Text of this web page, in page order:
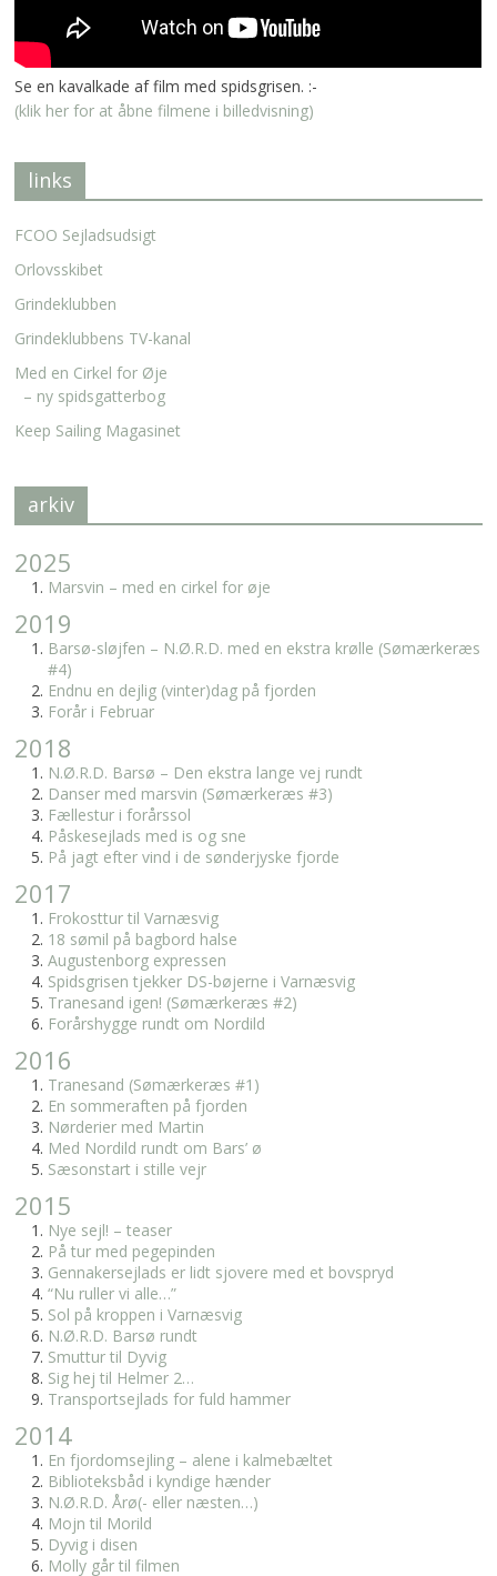
Se en kavalkade af film med spidsgrisen. :-
(klik her for at åbne filmene i billedvisning)
links
FCOO Sejladsudsigt
Orlovsskibet
Grindeklubben
Grindeklubbens TV-kanal
Med en Cirkel for Øje
– ny spidsgatterbog
Keep Sailing Magasinet
arkiv
2025
Marsvin – med en cirkel for øje
2019
Barsø-sløjfen – N.Ø.R.D. med en ekstra krølle (Sømærkeræs
#4)
Endnu en dejlig (vinter)dag på fjorden
Forår i Februar
2018
N.Ø.R.D. Barsø – Den ekstra lange vej rundt
Danser med marsvin (Sømærkeræs #3)
Fællestur i forårssol
Påskesejlads med is og sne
På jagt efter vind i de sønderjyske fjorde
2017
Frokosttur til Varnæsvig
18 sømil på bagbord halse
Augustenborg expressen
Spidsgrisen tjekker DS-bøjerne i Varnæsvig
Tranesand igen! (Sømærkeræs #2)
Forårshygge rundt om Nordild
2016
Tranesand (Sømærkeræs #1)
En sommeraften på fjorden
Nørderier med Martin
Med Nordild rundt om Bars’ ø
Sæsonstart i stille vejr
2015
Nye sejl! – teaser
På tur med pegepinden
Gennakersejlads er lidt sjovere med et bovspryd
“Nu ruller vi alle…”
Sol på kroppen i Varnæsvig
N.Ø.R.D. Barsø rundt
Smuttur til Dyvig
Sig hej til Helmer 2…
Transportsejlads for fuld hammer
2014
En fjordomsejling – alene i kalmebæltet
Biblioteksbåd i kyndige hænder
N.Ø.R.D. Årø(- eller næsten…)
Mojn til Morild
Dyvig i disen
Molly går til filmen